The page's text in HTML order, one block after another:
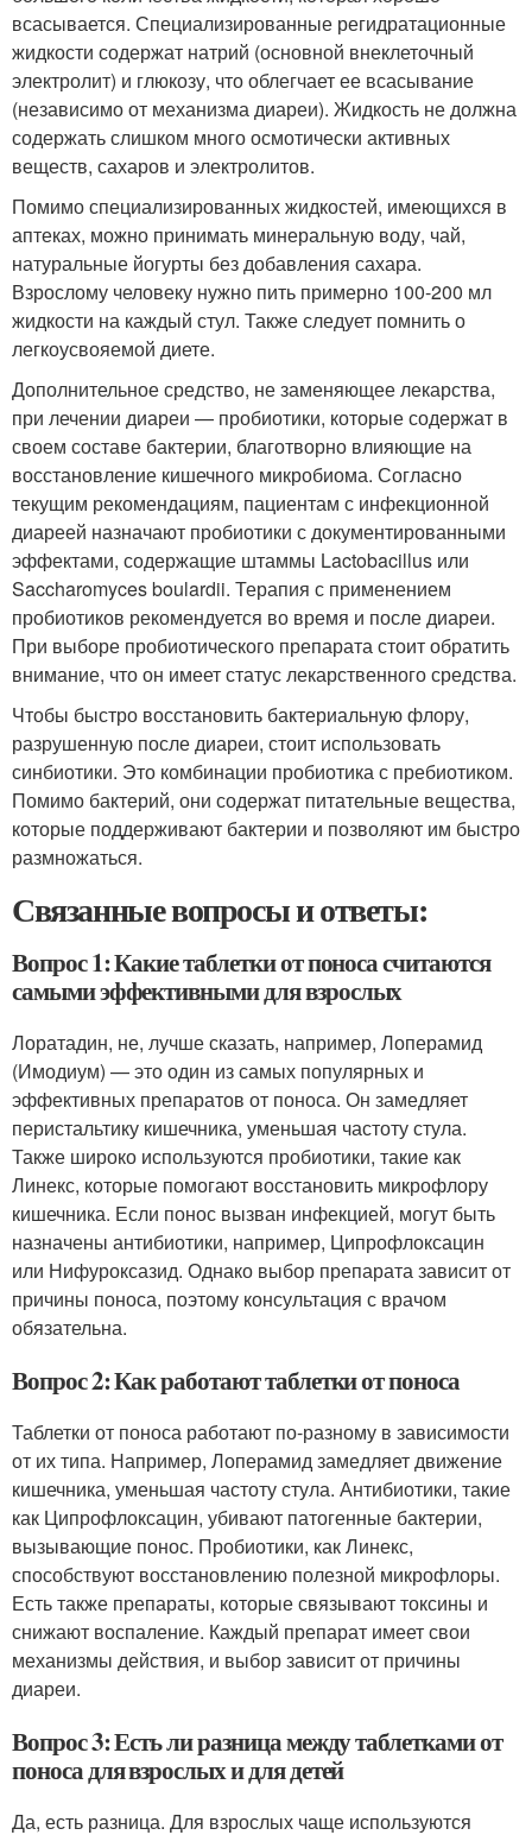
всасывается. Специализированные регидратационные
жидкости содержат натрий (основной внеклеточный
электролит) и глюкозу, что облегчает ее всасывание
(независимо от механизма диареи). Жидкость не должна
содержать слишком много осмотически активных
веществ, сахаров и электролитов.
Помимо специализированных жидкостей, имеющихся в
аптеках, можно принимать минеральную воду, чай,
натуральные йогурты без добавления сахара.
Взрослому человеку нужно пить примерно 100-200 мл
жидкости на каждый стул. Также следует помнить о
легкоусвояемой диете.
Дополнительное средство, не заменяющее лекарства,
при лечении диареи — пробиотики, которые содержат в
своем составе бактерии, благотворно влияющие на
восстановление кишечного микробиома. Согласно
текущим рекомендациям, пациентам с инфекционной
диареей назначают пробиотики с документированными
эффектами, содержащие штаммы Lactobacillus или
Saccharomyces boulardii. Терапия с применением
пробиотиков рекомендуется во время и после диареи.
При выборе пробиотического препарата стоит обратить
внимание, что он имеет статус лекарственного средства.
Чтобы быстро восстановить бактериальную флору,
разрушенную после диареи, стоит использовать
синбиотики. Это комбинации пробиотика с пребиотиком.
Помимо бактерий, они содержат питательные вещества,
которые поддерживают бактерии и позволяют им быстро
размножаться.
Связанные вопросы и ответы:
Вопрос 1: Какие таблетки от поноса считаются
самыми эффективными для взрослых
Лоратадин, не, лучше сказать, например, Лоперамид
(Имодиум) — это один из самых популярных и
эффективных препаратов от поноса. Он замедляет
перистальтику кишечника, уменьшая частоту стула.
Также широко используются пробиотики, такие как
Линекс, которые помогают восстановить микрофлору
кишечника. Если понос вызван инфекцией, могут быть
назначены антибиотики, например, Ципрофлоксацин
или Нифуроксазид. Однако выбор препарата зависит от
причины поноса, поэтому консультация с врачом
обязательна.
Вопрос 2: Как работают таблетки от поноса
Таблетки от поноса работают по-разному в зависимости
от их типа. Например, Лоперамид замедляет движение
кишечника, уменьшая частоту стула. Антибиотики, такие
как Ципрофлоксацин, убивают патогенные бактерии,
вызывающие понос. Пробиотики, как Линекс,
способствуют восстановлению полезной микрофлоры.
Есть также препараты, которые связывают токсины и
снижают воспаление. Каждый препарат имеет свои
механизмы действия, и выбор зависит от причины
диареи.
Вопрос 3: Есть ли разница между таблетками от
поноса для взрослых и для детей
Да, есть разница. Для взрослых чаще используются